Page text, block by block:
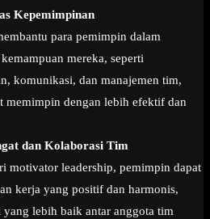
Kepemimpinan
para pemimpin dalam
mereka, seperti
komunikasi, dan manajemen tim,
memimpin dengan lebih efektif dan
dan Kolaborasi Tim
motivator leadership, pemimpin dapat
kerja yang positif dan harmonis,
lebih baik antar anggota tim